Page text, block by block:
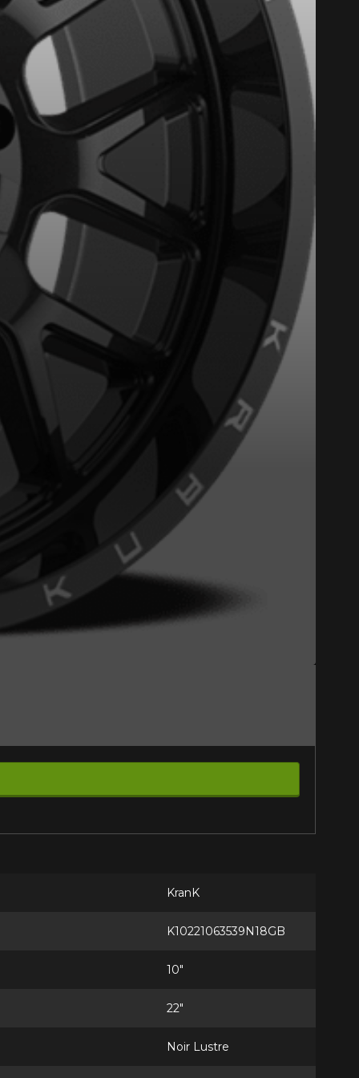
KranK
K10221063539N18GB
10"
22"
Noir Lustre
Fermer
disponible en ligne